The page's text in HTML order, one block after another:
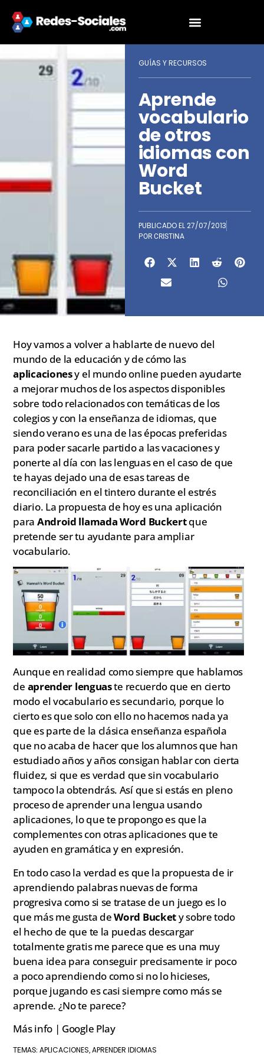
GUÍAS Y RECURSOS
Aprende
vocabulario
de otros
idiomas con
Word
Bucket
PUBLICADO EL27/07/2013
POR CRISTINA
Hoy vamos a volver a hablarte de nuevo del
mundo de la educación y de cómo las
aplicacionesy el mundo online pueden ayudarte
a mejorar muchos de los aspectos disponibles
sobre todo relacionados con temáticas de los
colegios y con la enseñanza de idiomas, que
siendo verano es una de las épocas preferidas
para poder sacarle partido a las vacaciones y
ponerte al día con las lenguas en el caso de que
te hayas dejado una de esas tareas de
reconciliación en el tintero durante el estrés
diario. La propuesta de hoy es una aplicación
para Android llamada Word Buckertque
pretende ser tu ayudante para ampliar
vocabulario.
Aunque en realidad como siempre que hablamos
de aprender lenguaste recuerdo que en cierto
modo el vocabulario es secundario, porque lo
cierto es que solo con ello no hacemos nada ya
que es parte de la clásica enseñanza española
que no acaba de hacer que los alumnos que han
estudiado años y años consigan hablar con cierta
fluidez, si que es verdad que sin vocabulario
tampoco la obtendrás. Así que si estás en pleno
proceso de aprender una lengua usando
aplicaciones, lo que te propongo es que la
complementes con otras aplicaciones que te
ayuden en gramática y en expresión.
En todo caso la verdad es que la propuesta de ir
aprendiendo palabras nuevas de forma
progresiva como si se tratase de un juego es lo
que más me gusta deWord Buckety sobre todo
el hecho de que te la puedas descargar
totalmente gratis me parece que es una muy
buena idea para conseguir precisamente ir poco
a poco aprendiendo como si no lo hicieses,
porque jugando es casi siempre como más se
aprende. ¿No te parece?
Más info | Google Play
TEMAS:APLICACIONES ,APRENDER IDIOMAS